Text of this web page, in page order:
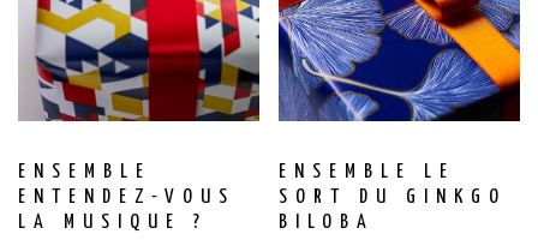
ENSEMBLE
ENTENDEZ-VOUS
LA MUSIQUE ?
ENSEMBLE LE
SORT DU GINKGO
BILOBA